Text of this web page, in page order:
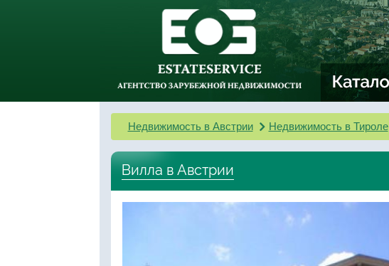
Недвижимость в Австрии Недвижимость в Тироле
Вилла в Австрии